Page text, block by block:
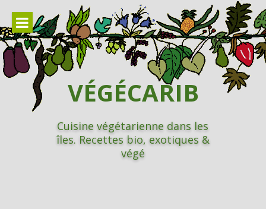
contenu
VÉGÉCARIB
Cuisine végétarienne dans les
îles. Recettes bio, exotiques &
végé